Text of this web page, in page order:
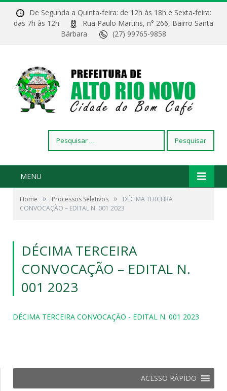
De Segunda a Quinta-feira: de 12h às 18h e Sexta-feira:
das 7h às 12h
Rua Paulo Martins, n° 266, Bairro Santa
Bárbara
(27) 99765-9858
por:
MENU
Home » Processos Seletivos »
DÉCIMA TERCEIRA
CONVOCAÇÃO – EDITAL N. 001 2023
DÉCIMA TERCEIRA
CONVOCAÇÃO – EDITAL N.
001 2023
DÉCIMA TERCEIRA CONVOCAÇÃO - EDITAL N. 001 2023
ACESSO RÁPIDO